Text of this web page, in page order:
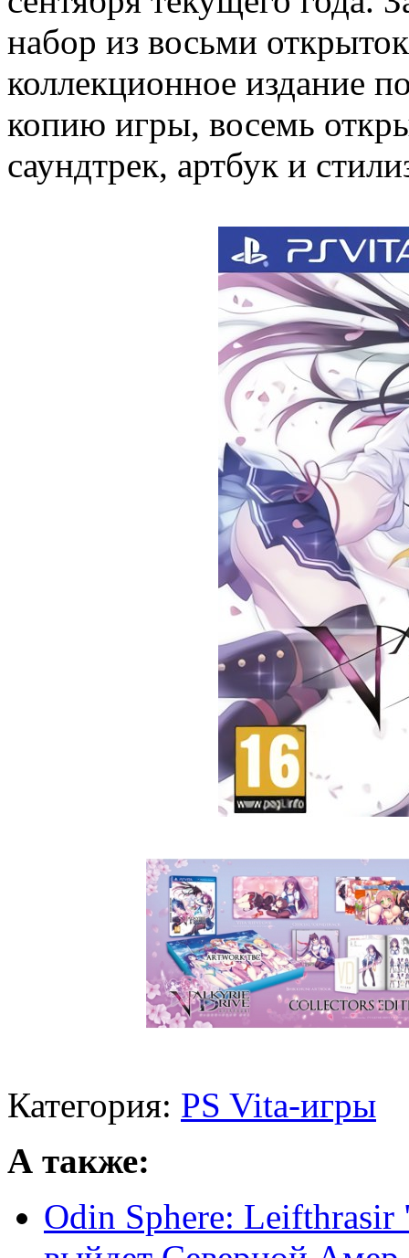
набор из восьми
коллекционное издание
копию игры, восемь
саундтрек, артбук и
Категория: PS Vita-игры
А также:
Odin Sphere: